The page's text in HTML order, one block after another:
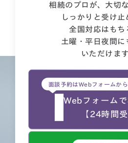
相続のプロが、大切
しっかりと受け止
全国対応はもち
土曜・平日夜間に
いただけます
面談予約はWebフォームか
Webフォーム
【24時間受